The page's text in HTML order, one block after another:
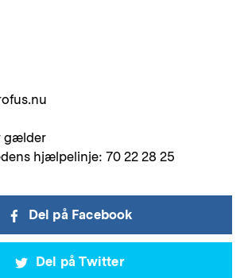
gælder
hjælpelinje: 70 22 28 25
Del på Facebook
Del på Twitter